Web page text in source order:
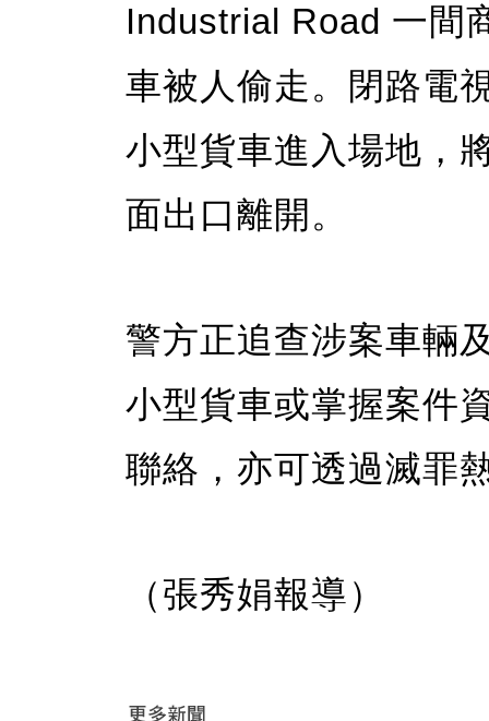
Industrial Road 一間
車被人偷走。閉路電
小型貨車進入場地，
面出口離開。
警方正追查涉案車輛
小型貨車或掌握案件
聯絡，亦可透過滅罪
（張秀娟報導）